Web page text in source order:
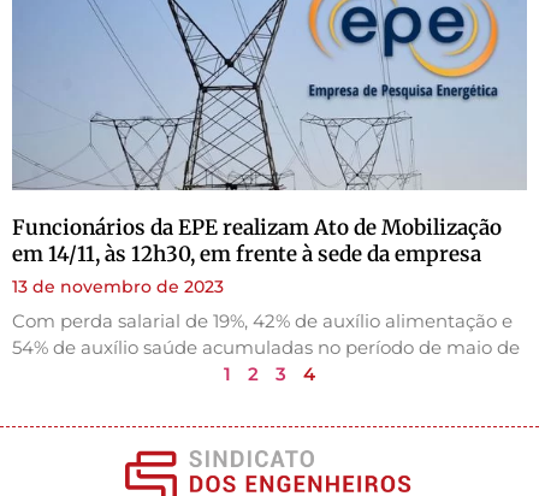
Funcionários da EPE realizam Ato de Mobilização
em 14/11, às 12h30, em frente à sede da empresa
13 de novembro de 2023
Com perda salarial de 19%, 42% de auxílio alimentação e
54% de auxílio saúde acumuladas no período de maio de
1
2 3 4